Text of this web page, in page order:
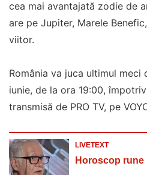
cea mai avantajată zodie de
are pe Jupiter, Marele
viitor.
România va juca ultimul meci
iunie, de la ora 19:00,
transmisă de PRO TV, pe
LIVETEXT
Horoscop rune